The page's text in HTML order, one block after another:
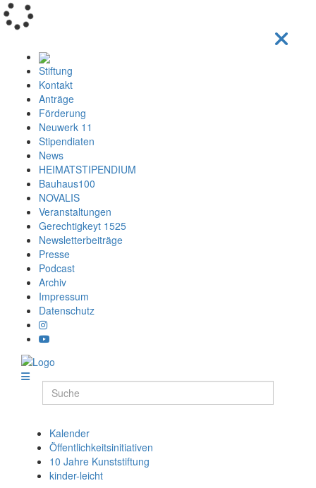
Stiftung
Kontakt
Anträge
Förderung
Neuwerk 11
Stipendiaten
News
HEIMATSTIPENDIUM
Bauhaus100
NOVALIS
Veranstaltungen
Gerechtigkeyt 1525
Newsletterbeiträge
Presse
Podcast
Archiv
Impressum
Datenschutz
Kalender
Öffentlichkeitsinitiativen
10 Jahre Kunststiftung
kinder-leicht